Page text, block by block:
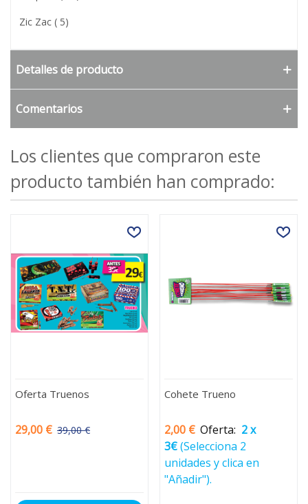
Zic Zac ( 5)
Detalles de producto
Comentarios
Los clientes que compraron este
producto también han comprado:
Oferta Truenos
29,00 € 39,00 €
Cohete Trueno
2,00 € Oferta: 2 x
3€(Selecciona 2
unidades y clica en
"Añadir").